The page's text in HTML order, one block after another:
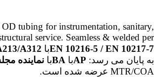
tubing for instrumentation, sanitary,
service. Seamless & welded per
EN 10216-5 / EN 10217-7با A312
به پایان می رسد: APبا BAبا نماینده
MTR/COA عرضه شده است.